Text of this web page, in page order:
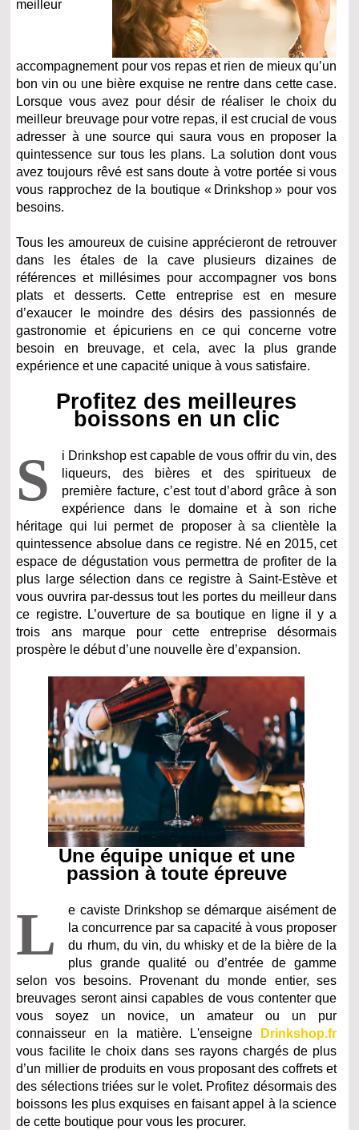
meilleur
accompagnement pour vos repas et rien de mieux qu’un
bon vin ou une bière exquise ne rentre dans cette case.
Lorsque vous avez pour désir de réaliser le choix du
meilleur breuvage pour votre repas, il est crucial de vous
adresser à une source qui saura vous en proposer la
quintessence sur tous les plans. La solution dont vous
avez toujours rêvé est sans doute à votre portée si vous
vous rapprochez de la boutique « Drinkshop » pour vos
besoins.
Tous les amoureux de cuisine apprécieront de retrouver
dans les étales de la cave plusieurs dizaines de
références et millésimes pour accompagner vos bons
plats et desserts. Cette entreprise est en mesure
d’exaucer le moindre des désirs des passionnés de
gastronomie et épicuriens en ce qui concerne votre
besoin en breuvage, et cela, avec la plus grande
expérience et une capacité unique à vous satisfaire.
Profitez des meilleures
boissons en un clic
S
i Drinkshop est capable de vous offrir du vin, des
liqueurs, des bières et des spiritueux de
première facture, c’est tout d’abord grâce à son
expérience dans le domaine et à son riche
héritage qui lui permet de proposer à sa clientèle la
quintessence absolue dans ce registre. Né en 2015, cet
espace de dégustation vous permettra de profiter de la
plus large sélection dans ce registre à Saint-Estève et
vous ouvrira par-dessus tout les portes du meilleur dans
ce registre. L’ouverture de sa boutique en ligne il y a
trois ans marque pour cette entreprise désormais
prospère le début d’une nouvelle ère d’expansion.
Une équipe unique et une
passion à toute épreuve
L
e caviste Drinkshop se démarque aisément de
la concurrence par sa capacité à vous proposer
du rhum, du vin, du whisky et de la bière de la
plus grande qualité ou d’entrée de gamme
selon vos besoins. Provenant du monde entier, ses
breuvages seront ainsi capables de vous contenter que
vous soyez un novice, un amateur ou un pur
connaisseur en la matière. L'enseigne
Drinkshop.fr
vous facilite le choix dans ses rayons chargés de plus
d’un millier de produits en vous proposant des coffrets et
des sélections triées sur le volet. Profitez désormais des
boissons les plus exquises en faisant appel à la science
de cette boutique pour vous les procurer.